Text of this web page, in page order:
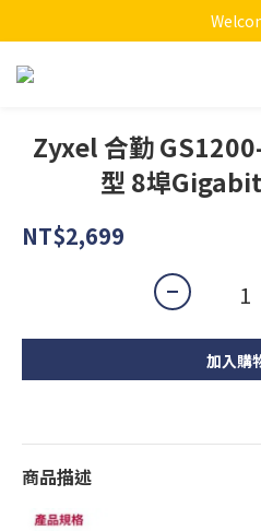
Zyxel 合勤
型 8埠
NT$2,699
加入購
商品描述